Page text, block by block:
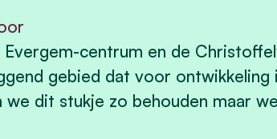
Evergem-centrum en de
gebied dat voor
we dit stukje zo behouden maar